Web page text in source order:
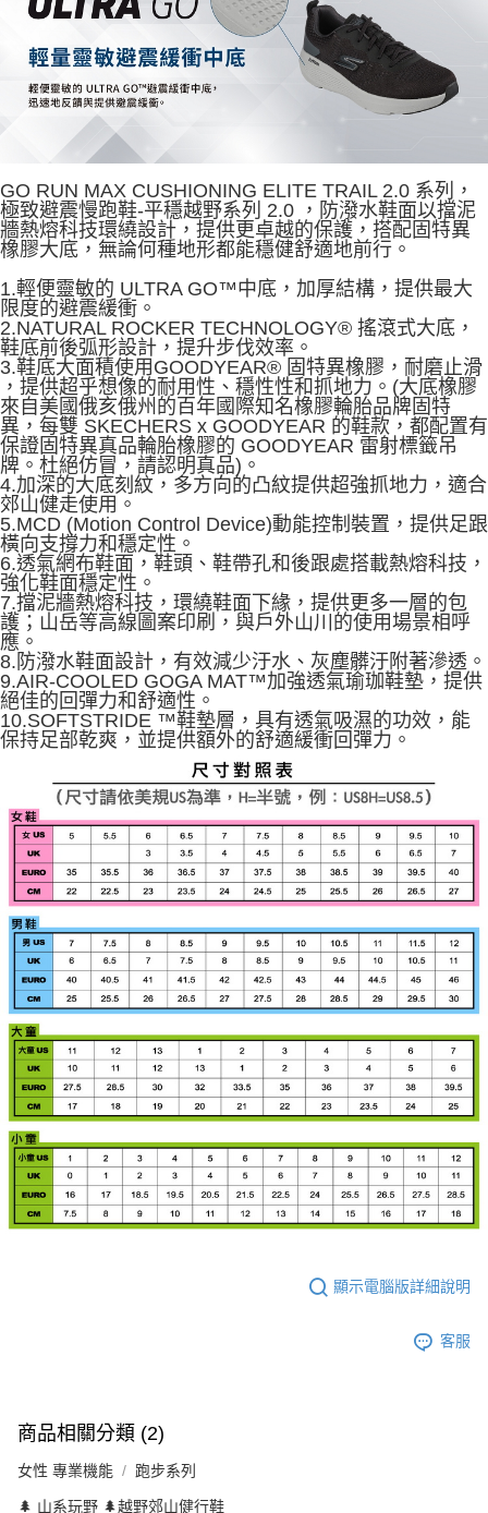
GO RUN MAX CUSHIONING ELITE TRAIL 2.0 系列，
極致避震慢跑鞋-平穩越野系列 2.0 ，防潑水鞋面以擋泥
牆熱熔科技環繞設計，提供更卓越的保護，搭配固特異
橡膠大底，無論何種地形都能穩健舒適地前行。
1.輕便靈敏的 ULTRA GO™中底，加厚結構，提供最大
限度的避震緩衝。
2.NATURAL ROCKER TECHNOLOGY® 搖滾式大底，
鞋底前後弧形設計，提升步伐效率。
3.鞋底大面積使用GOODYEAR® 固特異橡膠，耐磨止滑
，提供超乎想像的耐用性、穩性性和抓地力。(大底橡膠
來自美國俄亥俄州的百年國際知名橡膠輪胎品牌固特
異，每雙 SKECHERS x GOODYEAR 的鞋款，都配置有
保證固特異真品輪胎橡膠的 GOODYEAR 雷射標籤吊
牌。杜絕仿冒，請認明真品)。
4.加深的大底刻紋，多方向的凸紋提供超強抓地力，適合
郊山健走使用。
5.MCD (Motion Control Device)動能控制裝置，提供足跟
橫向支撐力和穩定性。
6.透氣網布鞋面，鞋頭、鞋帶孔和後跟處搭載熱熔科技，
強化鞋面穩定性。
7.擋泥牆熱熔科技，環繞鞋面下緣，提供更多一層的包
護；山岳等高線圖案印刷，與戶外山川的使用場景相呼
應。
8.防潑水鞋面設計，有效減少汙水、灰塵髒汙附著滲透。
9.AIR-COOLED GOGA MAT™加強透氣瑜珈鞋墊，提供
絕佳的回彈力和舒適性。
10.SOFTSTRIDE ™鞋墊層，具有透氣吸濕的功效，能
保持足部乾爽，並提供額外的舒適緩衝回彈力。
顯示電腦版詳細說明
客服
商品相關分類 (2)
女性 專業機能 跑步系列
🌲 山系玩野 🌲越野郊山健行鞋